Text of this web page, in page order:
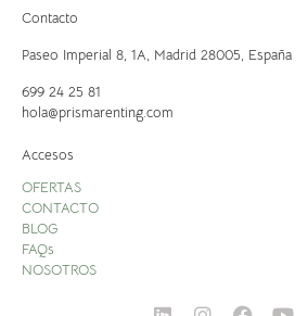
Contacto
Paseo Imperial 8, 1A, Madrid 28005, España
699 24 25 81
hola@prismarenting.com
Accesos
OFERTAS
CONTACTO
BLOG
FAQs
NOSOTROS